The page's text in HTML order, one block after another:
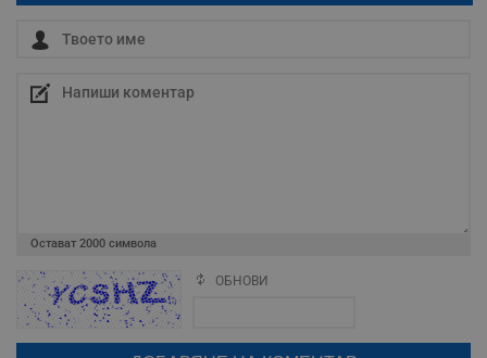
Остават 2000 символа
Поради зачестилите злоупотреби в сайта, за да оставите анонимен
коментар или да гласувате изискваме да се идентифицирате с
google акаунт.
ОБНОВИ
Таргетиране
Некласифицирани
Строго необходимите бисквитки позволяват основната
функционалност на уебсайта, като потребителско
влизане и управление на акаунта. Уебсайтът не може да